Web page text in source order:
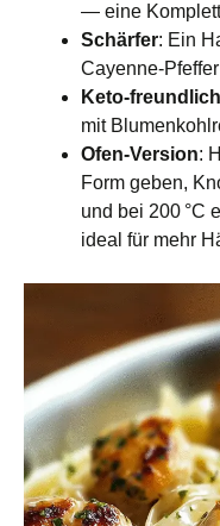
— eine
Schärfer: Ein
Keto‑freundlich
mit
Ofen‑Version:
Form geben,
und bei 200 °C
ideal für mehr